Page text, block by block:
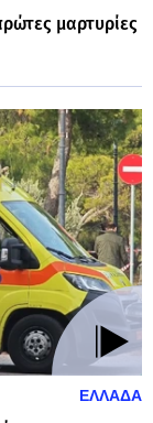
μαρτυρίες
ΕΛΛΑΔΑ